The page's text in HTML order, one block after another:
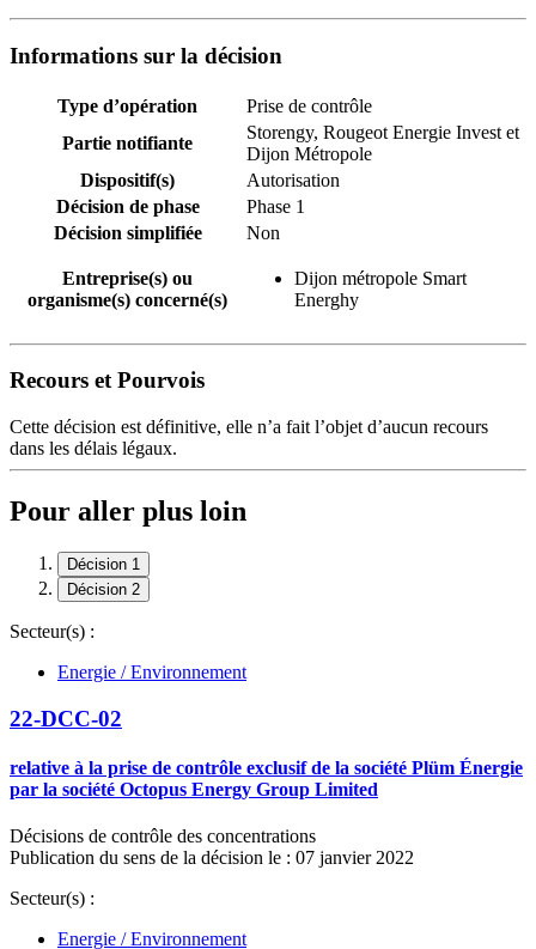
Informations sur la décision
Type d’opération
Prise de contrôle
Partie notifiante
Storengy, Rougeot Energie Invest et
Dijon Métropole
Dispositif(s)
Autorisation
Décision de phase
Phase 1
Décision simplifiée
Non
Entreprise(s) ou
organisme(s) concerné(s)
Dijon métropole Smart
Energhy
Recours et Pourvois
Cette décision est définitive, elle n’a fait l’objet d’aucun recours
dans les délais légaux.
Pour aller plus loin
Décision 1
Décision 2
Secteur(s) :
Energie / Environnement
22-DCC-02
relative à la prise de contrôle exclusif de la société Plüm Énergie
par la société Octopus Energy Group Limited
Décisions de contrôle des concentrations
Publication du sens de la décision le : 07 janvier 2022
Secteur(s) :
Energie / Environnement